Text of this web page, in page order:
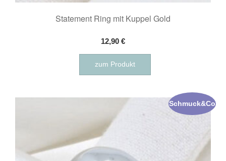
Statement Ring mit Kuppel Gold
12,90 €
zum Produkt
Schmuck&Co